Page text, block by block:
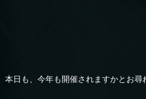
本日も、今年も開催されますかとお尋